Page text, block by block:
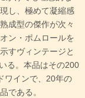
し、極めて凝縮感
成型の傑作が次々
ン・ポムロールを
すヴィンテージと
る。本品はその200
ワインで、20年の
である。